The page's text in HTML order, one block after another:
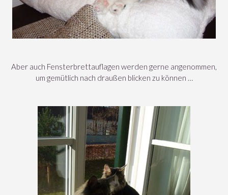
Aber auch Fensterbrettauflagen werden gerne angenommen,
um gemütlich nach draußen blicken zu können …